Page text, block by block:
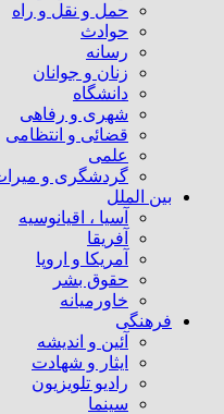
حمل و نقل و راه
حوادث
رسانه
زنان و جوانان
دانشگاه
شهری و رفاهی
قضائی و انتظامی
علمی
گردشگری و
بین الملل
آسیا ، اقیانوسیه
آفریقا
آمریکا و اروپا
حقوق بشر
خاورمیانه
فرهنگی
آئین و اندیشه
ایثار و شهادت
رادیو تلویزیون
سینما